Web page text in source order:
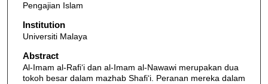
Pengajian Islam
Institution
Universiti Malaya
Abstract
Al-Imam al-Rafi‘i dan al-Imam al-Nawawi merupakan dua
tokoh besar dalam mazhab Shafi‘i. Peranan mereka dalam